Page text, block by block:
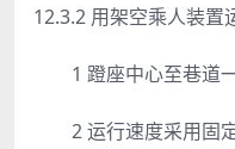
12.3.2 用架空乘人装置
1 蹬座中心至巷道
2 运行速度采用固